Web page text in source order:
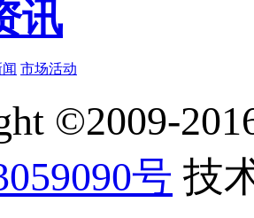
讯
市场活动
©2009-
号 技